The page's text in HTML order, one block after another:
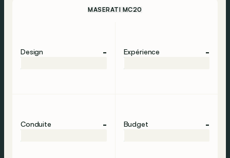
MASERATI MC20
Design - Expérience -
Conduite - Budget -